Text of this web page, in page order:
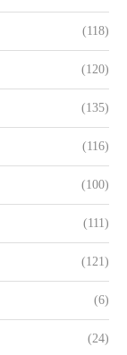
(118)
(120)
(135)
(116)
(100)
(111)
(121)
(6)
(24)